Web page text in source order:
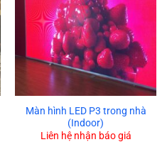
Màn hình LED P3 trong nhà
(Indoor)
Liên hệ nhận báo giá